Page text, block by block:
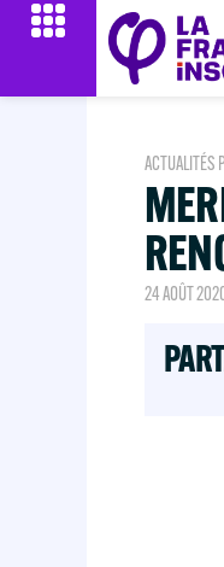
ACTUALITÉS
24 AOÛT